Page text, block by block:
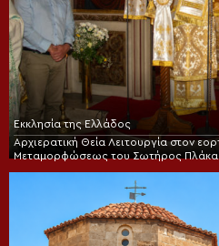
Εκκλησία της Ελλάδος
Αρχιερατική Θεία Λειτουργία στον
Μεταμορφώσεως του Σωτήρος